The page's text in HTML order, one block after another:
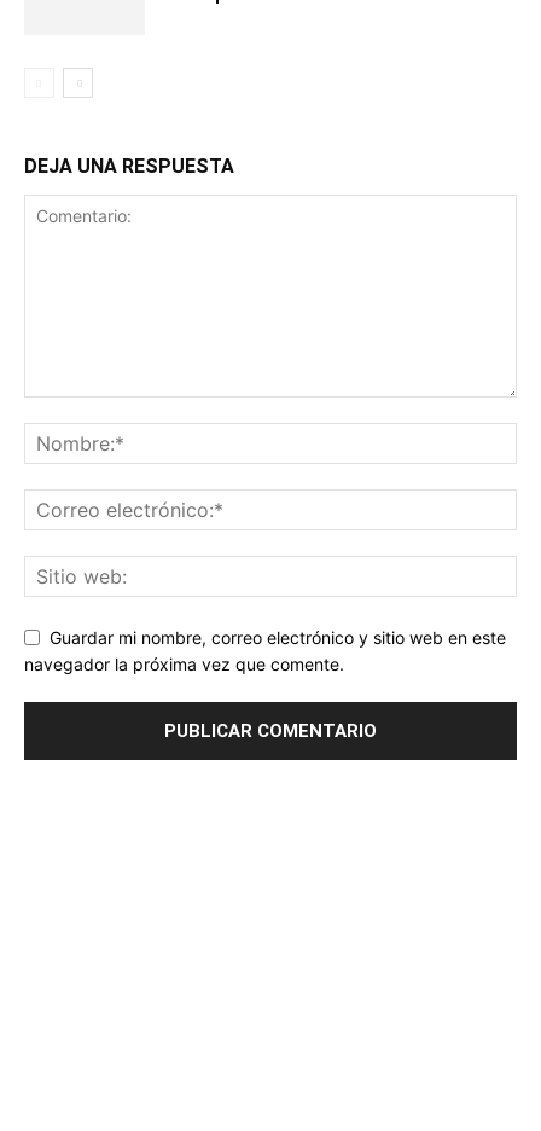
DEJA UNA RESPUESTA
Guardar mi nombre, correo electrónico y sitio web en este
navegador la próxima vez que comente.